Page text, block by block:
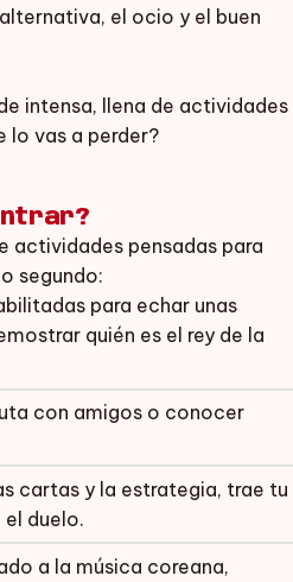
el ocio y el buen
intensa, llena de actividades
lo vas a perder?
actividades pensadas para
segundo:
para echar unas
quién es el rey de la
con amigos o conocer
cartas y la estrategia, trae tu
duelo.
a la música coreana,